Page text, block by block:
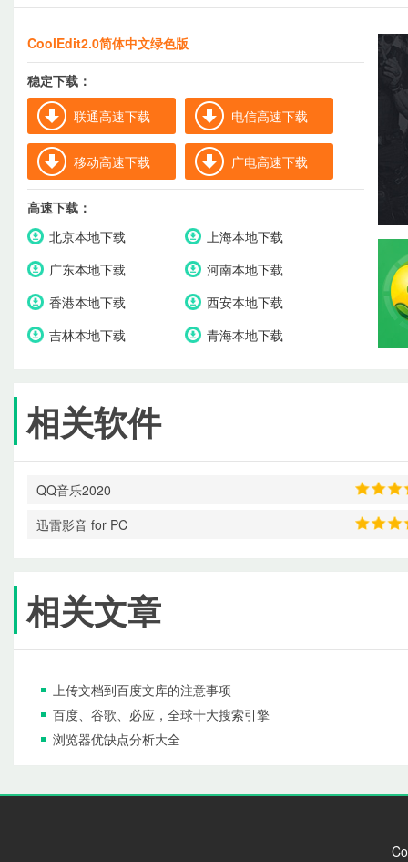
CoolEdit2.0简体中文绿色版
稳定下载：
联通高速下载
电信高速下载
移动高速下载 广电高速下载
高速下载：
北京本地下载
上海本地下载
广东本地下载
河南本地下载
香港本地下载
西安本地下载
吉林本地下载
青海本地下载
相关软件
QQ音乐2020
迅雷影音 for PC
相关文章
上传文档到百度文库的注意事项
百度、谷歌、必应，全球十大搜索引擎
浏览器优缺点分析大全